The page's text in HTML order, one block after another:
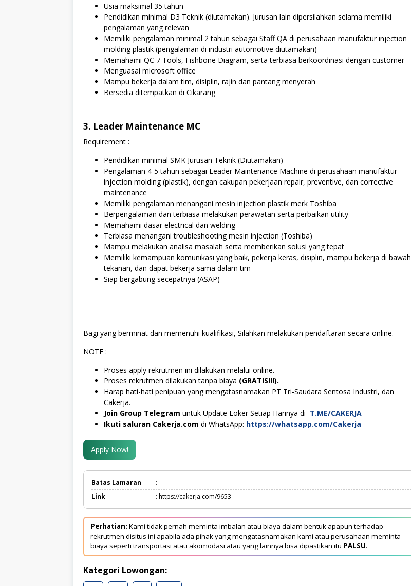
Usia maksimal 35 tahun
Pendidikan minimal D3 Teknik (diutamakan). Jurusan lain dipersilahkan selama memiliki
pengalaman yang relevan
Memiliki pengalaman minimal 2 tahun sebagai Staff QA di perusahaan manufaktur injection
molding plastik (pengalaman di industri automotive diutamakan)
Memahami QC 7 Tools, Fishbone Diagram, serta terbiasa berkoordinasi dengan customer
Menguasai microsoft office
Mampu bekerja dalam tim, disiplin, rajin dan pantang menyerah
Bersedia ditempatkan di Cikarang
3. Leader Maintenance MC
Requirement :
Pendidikan minimal SMK Jurusan Teknik (Diutamakan)
Pengalaman 4-5 tahun sebagai Leader Maintenance Machine di perusahaan manufaktur
injection molding (plastik), dengan cakupan pekerjaan repair, preventive, dan corrective
maintenance
Memiliki pengalaman menangani mesin injection plastik merk Toshiba
Berpengalaman dan terbiasa melakukan perawatan serta perbaikan utility
Memahami dasar electrical dan welding
Terbiasa menangani troubleshooting mesin injection (Toshiba)
Mampu melakukan analisa masalah serta memberikan solusi yang tepat
Memiliki kemampuan komunikasi yang baik, pekerja keras, disiplin, mampu bekerja di bawah
tekanan, dan dapat bekerja sama dalam tim
Siap bergabung secepatnya (ASAP)
Bagi yang berminat dan memenuhi kualifikasi, Silahkan melakukan pendaftaran secara online.
NOTE :
Proses apply rekrutmen ini dilakukan melalui online.
Proses rekrutmen dilakukan tanpa biaya (GRATIS!!!).
Harap hati-hati penipuan yang mengatasnamakan PT Tri-Saudara Sentosa Industri, dan
Cakerja.
Join Group Telegram untuk Update Loker Setiap Harinya di T.ME/CAKERJA
Ikuti saluran Cakerja.com di WhatsApp: https://whatsapp.com/Cakerja
Apply Now!
Batas Lamaran
: -
Link
: https://cakerja.com/9653
Perhatian: Kami tidak pernah meminta imbalan atau biaya dalam bentuk apapun terhadap
rekrutmen disitus ini apabila ada pihak yang mengatasnamakan kami atau perusahaan meminta
biaya seperti transportasi atau akomodasi atau yang lainnya bisa dipastikan itu PALSU.
Kategori Lowongan: